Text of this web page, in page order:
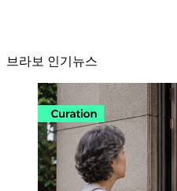
브라보 인기뉴스